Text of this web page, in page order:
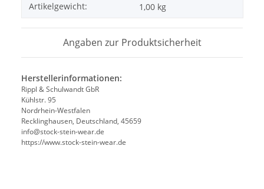
Artikelgewicht:
1,00 kg
Angaben zur Produktsicherheit
Herstellerinformationen:
Rippl & Schulwandt GbR
Kühlstr. 95
Nordrhein-Westfalen
Recklinghausen, Deutschland, 45659
info@stock-stein-wear.de
https://www.stock-stein-wear.de